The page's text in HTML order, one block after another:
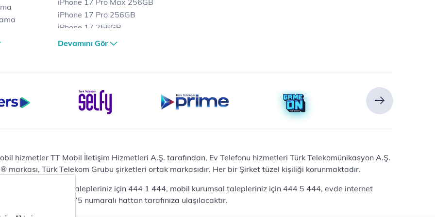
iPhone 17 Pro Max 256GB
iPhone 17 Pro 256GB
iPhone 17 256GB
iPhone 17 Air 256GB
Casper Nirvana C370
Notebook
Ev Telefonu
Panasonic TGB610
Modem ve Wi-Fi
Zyxel DX3300 Wi-Fi 6
Premium VDSL Modem
Devamını Gör
hizmetler TT Mobil İletişim Hizmetleri A.Ş. tarafından, Ev Telefonu hizmetleri Türk Telekomünikasyon A.Ş.
markası, Türk Telekom Grubu şirketleri ortak markasıdır. Her bir Şirket tüzel kişiliği korunmaktadır.
mobil bireysel talepleriniz için 444 1 444, mobil kurumsal talepleriniz için 444 5 444, evde internet
için 444 0375 numaralı hattan tarafınıza ulaşılacaktır.